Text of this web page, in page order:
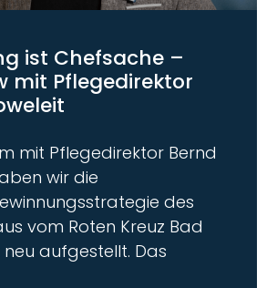
ist Chefsache –
mit Pflegedirektor
mit Pflegedirektor Bernd
wir die
des
vom Roten Kreuz Bad
aufgestellt. Das